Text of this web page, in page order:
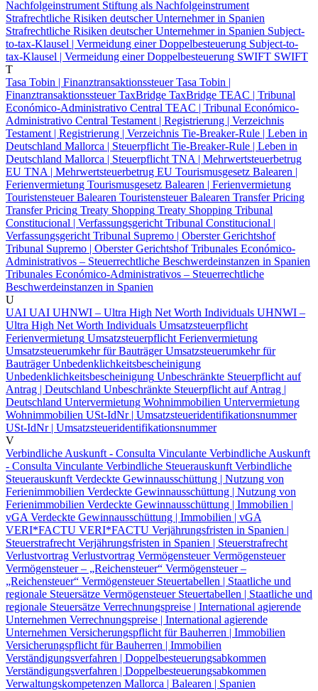
Nachfolgeinstrument Stiftung als Nachfolgeinstrument
Strafrechtliche Risiken deutscher Unternehmer in Spanien
Strafrechtliche Risiken deutscher Unternehmer in Spanien Subject-
to-tax-Klausel | Vermeidung einer Doppelbesteuerung Subject-to-
tax-Klausel | Vermeidung einer Doppelbesteuerung SWIFT SWIFT
T
Tasa Tobin | Finanztransaktionssteuer Tasa Tobin |
Finanztransaktionssteuer TaxBridge TaxBridge TEAC | Tribunal
Económico-Administrativo Central TEAC | Tribunal Económico-
Administrativo Central Testament | Registrierung | Verzeichnis
Testament | Registrierung | Verzeichnis Tie-Breaker-Rule | Leben in
Deutschland Mallorca | Steuerpflicht Tie-Breaker-Rule | Leben in
Deutschland Mallorca | Steuerpflicht TNA | Mehrwertsteuerbetrug
EU TNA | Mehrwertsteuerbetrug EU Tourismusgesetz Balearen |
Ferienvermietung Tourismusgesetz Balearen | Ferienvermietung
Touristensteuer Balearen Touristensteuer Balearen Transfer Pricing
Transfer Pricing Treaty Shopping Treaty Shopping Tribunal
Constitucional | VerfassungsgerichtTribunal Constitucional |
VerfassungsgerichtTribunal Supremo | Oberster Gerichtshof
Tribunal Supremo | Oberster Gerichtshof Tribunales Económico-
Administrativos – Steuerrechtliche Beschwerdeinstanzen in Spanien
Tribunales Económico-Administrativos – Steuerrechtliche
Beschwerdeinstanzen in Spanien
U
UAI UAI UHNWI – Ultra High Net Worth Individuals UHNWI –
Ultra High Net Worth Individuals Umsatzsteuerpflicht
Ferienvermietung Umsatzsteuerpflicht Ferienvermietung
Umsatzsteuerumkehr für Bauträger Umsatzsteuerumkehr für
Bauträger Unbedenklichkeitsbescheinigung
Unbedenklichkeitsbescheinigung Unbeschränkte Steuerpflicht auf
Antrag | Deutschland Unbeschränkte Steuerpflicht auf Antrag |
Deutschland Untervermietung Wohnimmobilien Untervermietung
Wohnimmobilien USt-IdNr | Umsatzsteueridentifikationsnummer
USt-IdNr | Umsatzsteueridentifikationsnummer
V
Verbindliche Auskunft - Consulta Vinculante Verbindliche Auskunft
- Consulta Vinculante Verbindliche SteuerauskunftVerbindliche
SteuerauskunftVerdeckte Gewinnausschüttung | Nutzung von
Ferienimmobilien Verdeckte Gewinnausschüttung | Nutzung von
Ferienimmobilien Verdeckte Gewinnausschüttung | Immobilien |
vGA Verdeckte Gewinnausschüttung | Immobilien | vGA
VERI*FACTU VERI*FACTU Verjährungsfristen in Spanien |
Steuerstrafrecht Verjährungsfristen in Spanien | Steuerstrafrecht
Verlustvortrag Verlustvortrag VermögensteuerVermögensteuer
Vermögensteuer – „Reichensteuer“ Vermögensteuer –
„Reichensteuer“ Vermögensteuer Steuertabellen | Staatliche und
regionale Steuersätze Vermögensteuer Steuertabellen | Staatliche und
regionale Steuersätze Verrechnungspreise | International agierende
Unternehmen Verrechnungspreise | International agierende
Unternehmen Versicherungspflicht für Bauherren | Immobilien
Versicherungspflicht für Bauherren | Immobilien
Verständigungsverfahren | Doppelbesteuerungsabkommen
Verständigungsverfahren | Doppelbesteuerungsabkommen
Verwaltungskompetenzen Mallorca | Balearen | Spanien